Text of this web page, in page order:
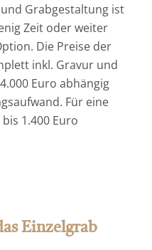
Grabgestaltung ist
Zeit oder weiter
Die Preise der
inkl. Gravur und
Euro abhängig
Für eine
1.400 Euro
Einzelgrab